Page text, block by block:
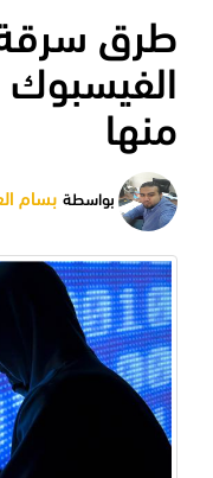
طرق
الفيسبوك
منها
بواسطة بسام